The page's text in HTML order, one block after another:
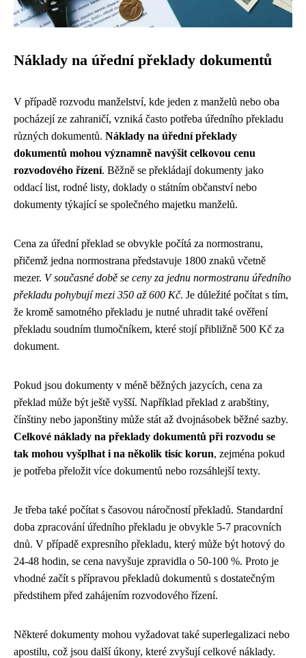
Náklady na úřední překlady dokumentů
V případě rozvodu manželství, kde jeden z manželů nebo oba
pocházejí ze zahraničí, vzniká často potřeba úředního překladu
různých dokumentů. Náklady na úřední překlady
dokumentů mohou významně navýšit celkovou cenu
rozvodového řízení. Běžně se překládají dokumenty jako
oddací list, rodné listy, doklady o státním občanství nebo
dokumenty týkající se společného majetku manželů.
Cena za úřední překlad se obvykle počítá za normostranu,
přičemž jedna normostrana představuje 1800 znaků včetně
mezer. V současné době se ceny za jednu normostranu úředního
překladu pohybují mezi 350 až 600 Kč. Je důležité počítat s tím,
že kromě samotného překladu je nutné uhradit také ověření
překladu soudním tlumočníkem, které stojí přibližně 500 Kč za
dokument.
Pokud jsou dokumenty v méně běžných jazycích, cena za
překlad může být ještě vyšší. Například překlad z arabštiny,
čínštiny nebo japonštiny může stát až dvojnásobek běžné sazby.
Celkové náklady na překlady dokumentů při rozvodu se
tak mohou vyšplhat i na několik tisíc korun, zejména pokud
je potřeba přeložit více dokumentů nebo rozsáhlejší texty.
Je třeba také počítat s časovou náročností překladů. Standardní
doba zpracování úředního překladu je obvykle 5-7 pracovních
dnů. V případě expresního překladu, který může být hotový do
24-48 hodin, se cena navyšuje zpravidla o 50-100 %. Proto je
vhodné začít s přípravou překladů dokumentů s dostatečným
předstihem před zahájením rozvodového řízení.
Některé dokumenty mohou vyžadovat také superlegalizaci nebo
apostilu, což jsou další úkony, které zvyšují celkové náklady.